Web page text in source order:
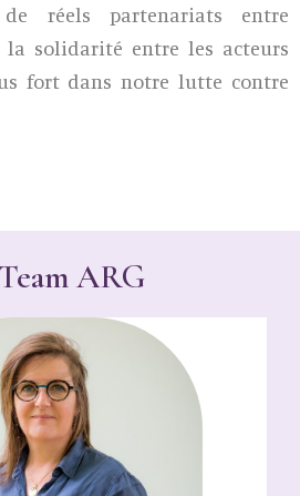
de réels partenariats entre
la solidarité entre les acteurs
fort dans notre lutte contre
ARG